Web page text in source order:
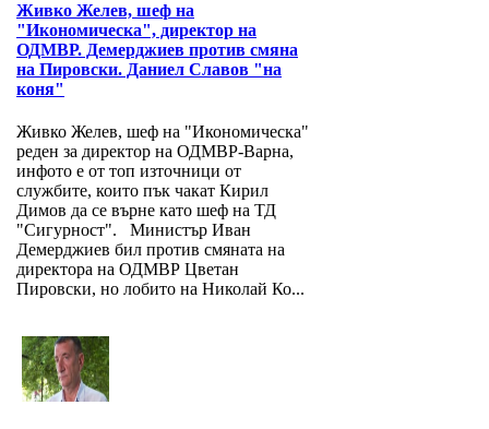
Живко Желев, шеф на
"Икономическа", директор на
ОДМВР. Демерджиев против смяна
на Пировски. Даниел Славов "на
коня"
Живко Желев, шеф на "Икономическа"
реден за директор на ОДМВР-Варна,
инфото е от топ източници от
службите, които пък чакат Кирил
Димов да се върне като шеф на ТД
"Сигурност". Министър Иван
Демерджиев бил против смяната на
директора на ОДМВР Цветан
Пировски, но лобито на Николай Ко...